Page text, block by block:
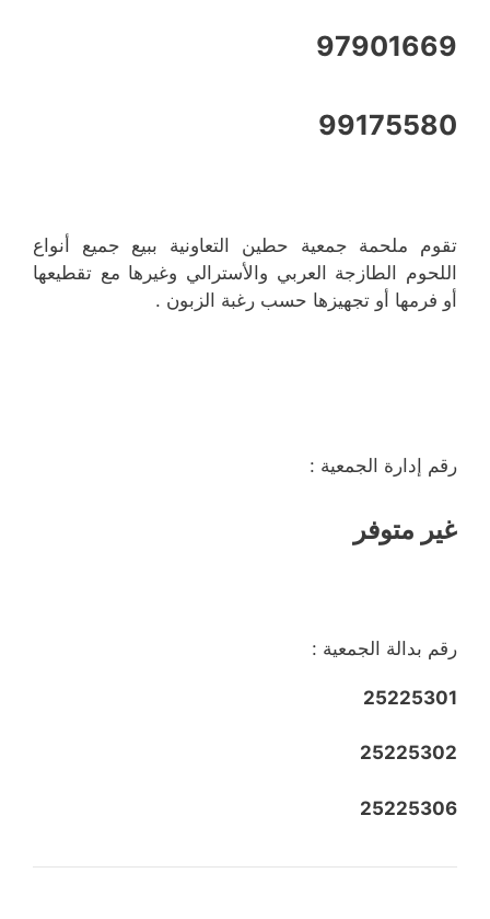
97901669
99175580
تقوم ملحمة جمعية حطين التعاونية ببيع جميع أنواع
اللحوم الطازجة العربي والأسترالي وغيرها مع تقطيعها
أو فرمها أو تجهيزها حسب رغبة الزبون .
رقم إدارة الجمعية :
غير متوفر
رقم بدالة الجمعية :
25225301
25225302
25225306